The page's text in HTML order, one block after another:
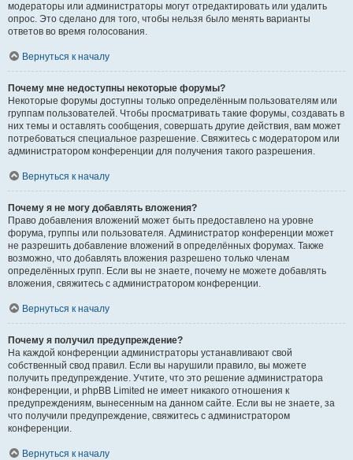
модераторы или администраторы могут отредактировать или удалить
опрос. Это сделано для того, чтобы нельзя было менять варианты
ответов во время голосования.
Вернуться к началу
Почему мне недоступны некоторые форумы?
Некоторые форумы доступны только определённым пользователям или
группам пользователей. Чтобы просматривать такие форумы, создавать в
них темы и оставлять сообщения, совершать другие действия, вам может
потребоваться специальное разрешение. Свяжитесь с модератором или
администратором конференции для получения такого разрешения.
Вернуться к началу
Почему я не могу добавлять вложения?
Право добавления вложений может быть предоставлено на уровне
форума, группы или пользователя. Администратор конференции может
не разрешить добавление вложений в определённых форумах. Также
возможно, что добавлять вложения разрешено только членам
определённых групп. Если вы не знаете, почему не можете добавлять
вложения, свяжитесь с администратором конференции.
Вернуться к началу
Почему я получил предупреждение?
На каждой конференции администраторы устанавливают свой
собственный свод правил. Если вы нарушили правило, вы можете
получить предупреждение. Учтите, что это решение администратора
конференции, и phpBB Limited не имеет никакого отношения к
предупреждениям, вынесенным на данном сайте. Если вы не знаете, за
что получили предупреждение, свяжитесь с администратором
конференции.
Вернуться к началу